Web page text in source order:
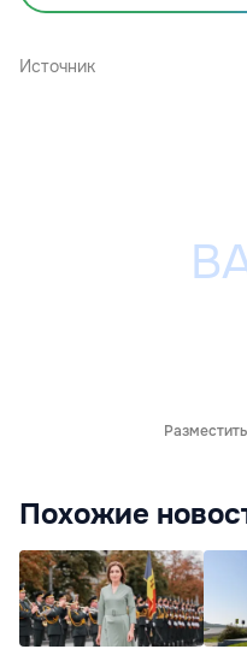
Источник
Похожие